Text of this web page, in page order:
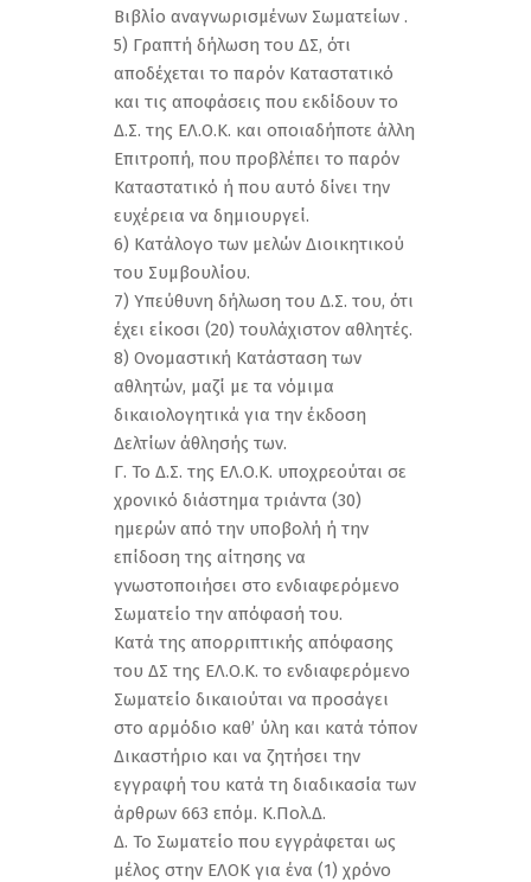
Βιβλίο αναγνωρισμένων Σωματείων .
5) Γραπτή δήλωση του ΔΣ, ότι
αποδέχεται το παρόν Καταστατικό
και τις αποφάσεις που εκδίδουν το
Δ.Σ. της ΕΛ.Ο.Κ. και οποιαδήποτε άλλη
Επιτροπή, που προβλέπει το παρόν
Καταστατικό ή που αυτό δίνει την
ευχέρεια να δημιουργεί.
6) Κατάλογο των μελών Διοικητικού
του Συμβουλίου.
7) Υπεύθυνη δήλωση του Δ.Σ. του, ότι
έχει είκοσι (20) τουλάχιστον αθλητές.
8) Ονομαστική Κατάσταση των
αθλητών, μαζί με τα νόμιμα
δικαιολογητικά για την έκδοση
Δελτίων άθλησής των.
Γ. Το Δ.Σ. της ΕΛ.Ο.Κ. υποχρεούται σε
χρονικό διάστημα τριάντα (30)
ημερών από την υποβολή ή την
επίδοση της αίτησης να
γνωστοποιήσει στο ενδιαφερόμενο
Σωματείο την απόφασή του.
Κατά της απορριπτικής απόφασης
του ΔΣ της ΕΛ.Ο.Κ. το ενδιαφερόμενο
Σωματείο δικαιούται να προσάγει
στο αρμόδιο καθ’ ύλη και κατά τόπον
Δικαστήριο και να ζητήσει την
εγγραφή του κατά τη διαδικασία των
άρθρων 663 επόμ. Κ.Πολ.Δ.
Δ. Το Σωματείο που εγγράφεται ως
μέλος στην ΕΛΟΚ για ένα (1) χρόνο